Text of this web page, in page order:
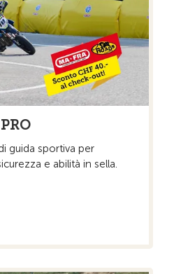
guida sportiva per
e abilità in sella.